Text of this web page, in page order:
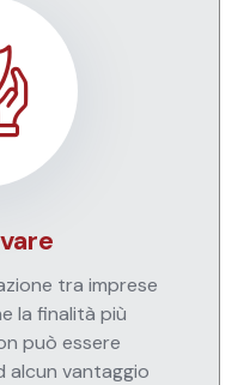
tra imprese
la finalità più
può essere
alcun vantaggio